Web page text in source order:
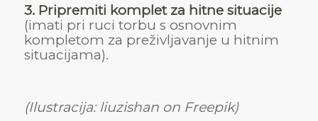
3. Pripremiti komplet za hitne situacije
(imati pri ruci torbu s osnovnim
kompletom za preživljavanje u hitnim
situacijama).
(Ilustracija: liuzishan on Freepik)